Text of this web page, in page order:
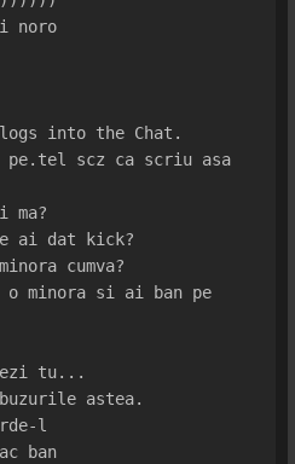
noro
logs into the Chat.
scz ca scriu asa
ma?
ai dat kick?
cumva?
o minora si ai ban pe
tu...
astea.
l
ban